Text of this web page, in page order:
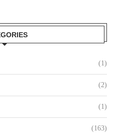
(1)
(2)
(1)
(163)